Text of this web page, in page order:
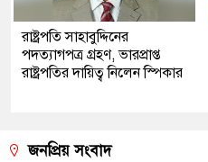
রাষ্ট্রপতি সাহাবুদ্দিনের
পদত্যাগপত্র গ্রহণ, ভারপ্রাপ্ত
রাষ্ট্রপতির দায়িত্ব নিলেন স্পিকার
জনপ্রিয় সংবাদ